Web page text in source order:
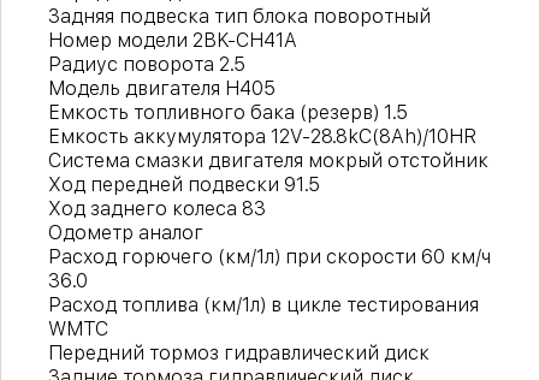
Задняя подвеска тип блока поворотный
Номер модели 2BK-CH41A
Радиус поворота 2.5
Модель двигателя H405
Емкость топливного бака (резерв) 1.5
Емкость аккумулятора 12V-28.8kC(8Ah)/10HR
Система смазки двигателя мокрый отстойник
Ход передней подвески 91.5
Ход заднего колеса 83
Одометр аналог
Расход горючего (км/1л) при скорости 60 км/ч
36.0
Расход топлива (км/1л) в цикле тестирования
WMTC
Передний тормоз гидравлический диск